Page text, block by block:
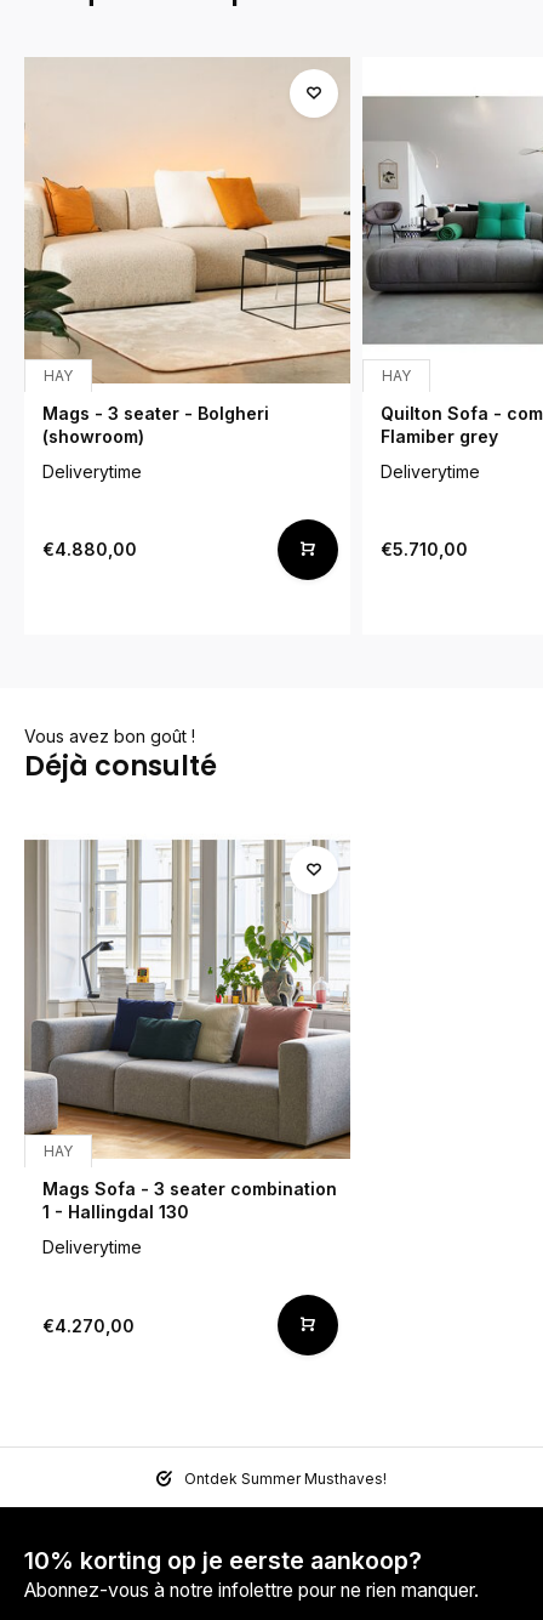
HAY
Mags - 3 seater - Bolgheri
(showroom)
Deliverytime
€4.880,00
HAY
Quilton Sofa -
Flamiber grey
Deliverytime
€5.710,00
Vous avez bon goût !
Déjà consulté
HAY
Mags Sofa - 3 seater combination
1 - Hallingdal 130
Deliverytime
€4.270,00
Ontdek Summer Musthaves!
10% korting op je eerste aankoop?
Abonnez-vous à notre infolettre pour ne rien manquer.